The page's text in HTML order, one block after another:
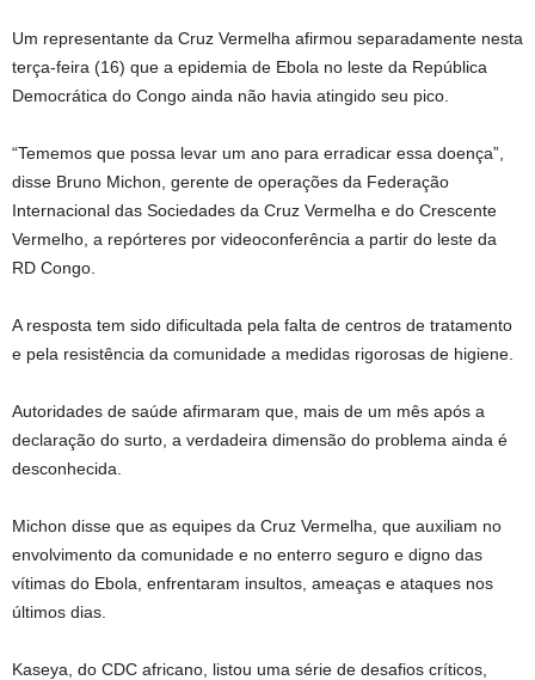
Um representante da Cruz Vermelha afirmou separadamente nesta
terça-feira (16) que a epidemia de Ebola no leste da República
Democrática do Congo ainda não havia atingido seu pico.
“Tememos que possa levar um ano para erradicar essa doença”,
disse Bruno Michon, gerente de operações da Federação
Internacional das Sociedades da Cruz Vermelha e do Crescente
Vermelho, a repórteres por videoconferência a partir do leste da
RD Congo.
A resposta tem sido dificultada pela falta de centros de tratamento
e pela resistência da comunidade a medidas rigorosas de higiene.
Autoridades de saúde afirmaram que, mais de um mês após a
declaração do surto, a verdadeira dimensão do problema ainda é
desconhecida.
Michon disse que as equipes da Cruz Vermelha, que auxiliam no
envolvimento da comunidade e no enterro seguro e digno das
vítimas do Ebola, enfrentaram insultos, ameaças e ataques nos
últimos dias.
Kaseya, do CDC africano, listou uma série de desafios críticos,